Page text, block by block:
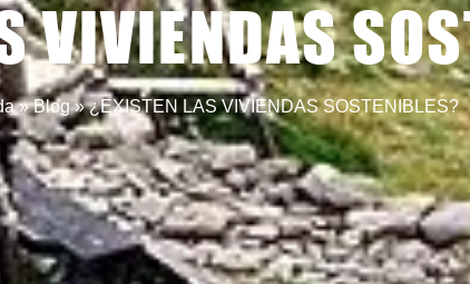
VIVIENDAS
»Blog»¿EXISTEN LAS VIVIENDAS SOSTENIBLES?